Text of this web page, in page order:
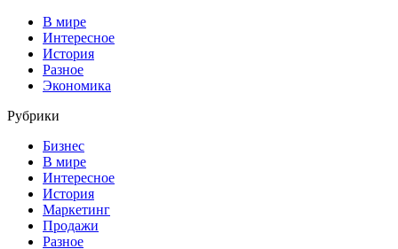
В мире
Интересное
История
Разное
Экономика
Рубрики
Бизнес
В мире
Интересное
История
Маркетинг
Продажи
Разное